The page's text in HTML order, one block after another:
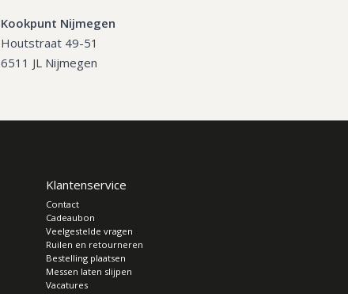
Kookpunt Nijmegen
Houtstraat 49-51
6511 JL Nijmegen
Klantenservice
Contact
Cadeaubon
Veelgestelde vragen
Ruilen en retourneren
Bestelling plaatsen
Messen laten slijpen
Vacatures